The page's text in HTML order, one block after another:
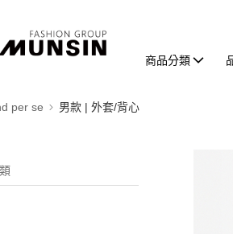
商品分類
per se 男款 | 外套/背心